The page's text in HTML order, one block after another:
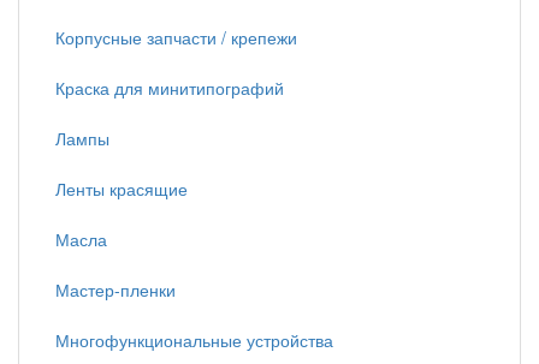
Корпусные запчасти / крепежи
Краска для минитипографий
Лампы
Ленты красящие
Масла
Мастер-пленки
Многофункциональные устройства